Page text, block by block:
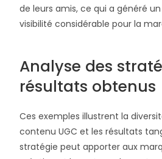
de leurs amis, ce qui a généré
visibilité considérable pour la
Analyse des
résultats obtenus
Ces exemples illustrent la
contenu UGC et les résultats
stratégie peut apporter aux